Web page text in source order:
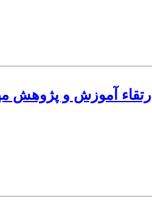
ارتقاء آموزش و پژوهش